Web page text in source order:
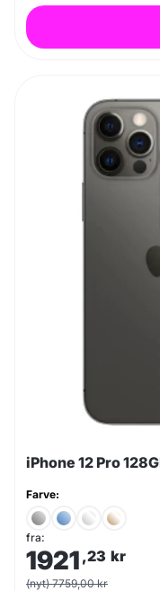
iPhone 12 Pro
Farve:
fra:
1921 ,23 kr
(nyt) 7759,00 kr